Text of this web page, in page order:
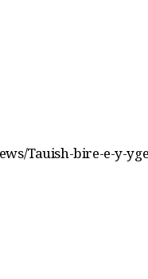
Tauish-bire-e-y-